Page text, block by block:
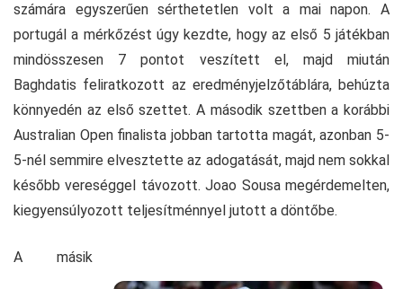
számára egyszerűen sérthetetlen volt a mai napon. A
portugál a mérkőzést úgy kezdte, hogy az első 5 játékban
mindösszesen 7 pontot veszített el, majd miután
Baghdatis feliratkozott az eredményjelzőtáblára, behúzta
könnyedén az első szettet. A második szettben a korábbi
Australian Open finalista jobban tartotta magát, azonban 5-
5-nél semmire elvesztette az adogatását, majd nem sokkal
később vereséggel távozott. Joao Sousa megérdemelten,
kiegyensúlyozott teljesítménnyel jutott a döntőbe.
A másik